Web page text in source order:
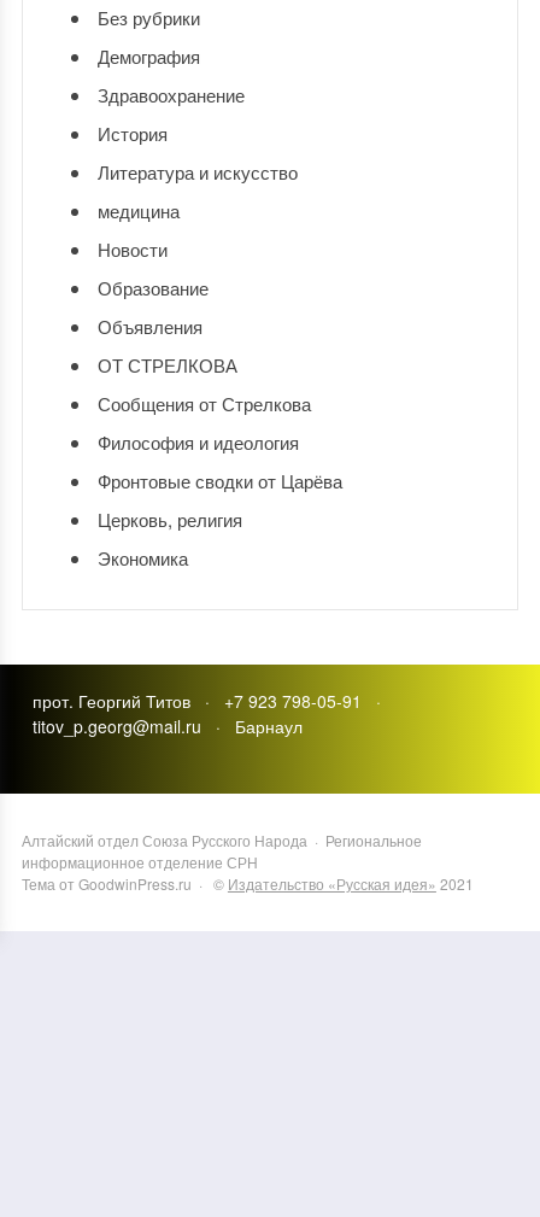
Без рубрики
Демография
Здравоохранение
История
Литература и искусство
медицина
Новости
Образование
Объявления
ОТ СТРЕЛКОВА
Сообщения от Стрелкова
Философия и идеология
Фронтовые сводки от Царёва
Церковь, религия
Экономика
прот. Георгий Титов · +7 923 798-05-91 ·
titov_p.georg@mail.ru · Барнаул
Алтайский отдел Союза Русского Народа · Региональное
информационное отделение СРН
Тема от GoodwinPress.ru · © Издательство «Русская идея» 2021